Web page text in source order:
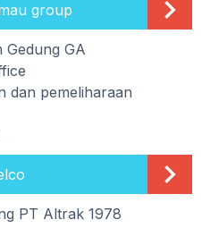
group
Gedung GA
dan pemeliharaan
PT Altrak 1978